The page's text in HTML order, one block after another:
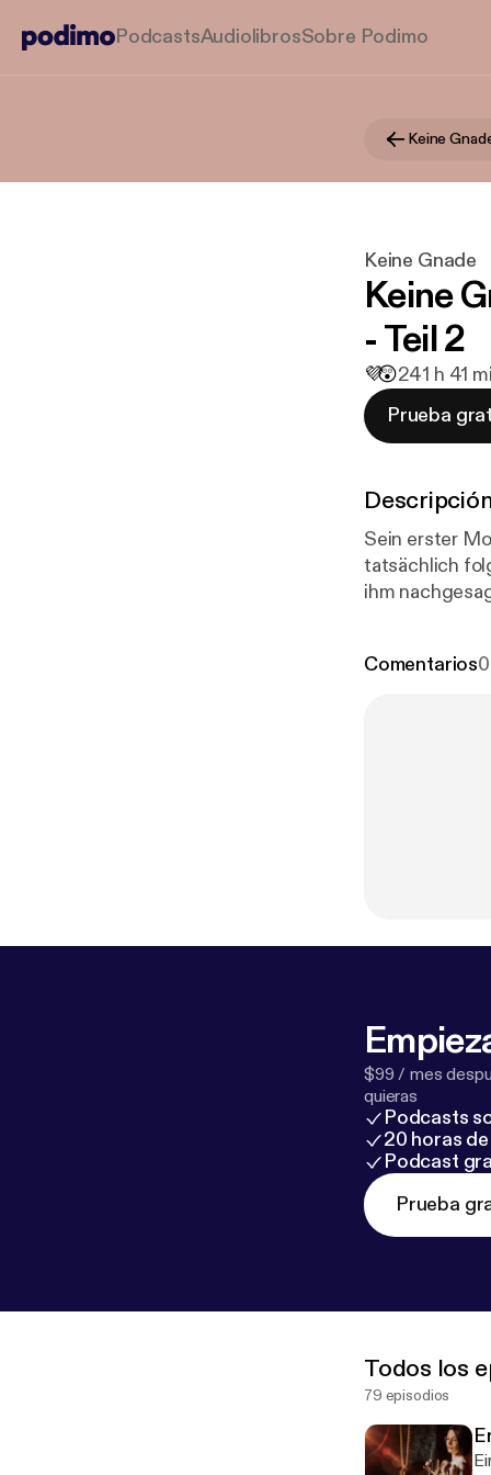
PodcastsAudiolibrosSobre Podimo
Keine
Keine Gnade
Keine
- Teil 2
💜😲241 h 41
Prueba
Sein erster
tatsächlich
ihm
Comentarios0
$99 / mes
quieras
Podcasts
20 horas
Podcast
Prueba
Todos los
79 episodios